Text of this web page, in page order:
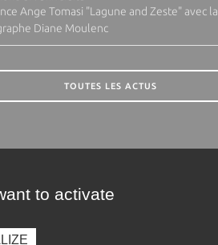
Ange Tomasi "Lagune and Zeste" avec la
Diane Moulenc
TOUTES LES ACTUS
to activate